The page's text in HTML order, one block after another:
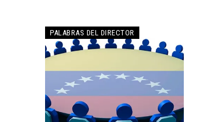
PALABRAS DEL DIRECTOR